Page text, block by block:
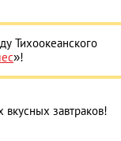
Тихоокеанского
»!
завтраков!